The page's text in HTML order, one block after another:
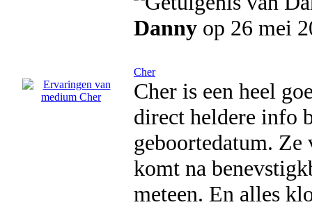
Danny op 26 mei
Cher
Cher is een heel
direct heldere info
geboortedatum.
komt na
meteen. En alles